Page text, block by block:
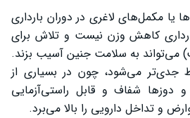
مکمل‌های لاغری در دوران بارداری
کاهش وزن نیست و تلاش برای
می‌تواند به سلامت جنین آسیب بزند.
جدی‌تر می‌شود، چون در بسیاری از
و دوزها شفاف و قابل راستی‌آزمایی
و تداخل دارویی را بالا می‌برد.